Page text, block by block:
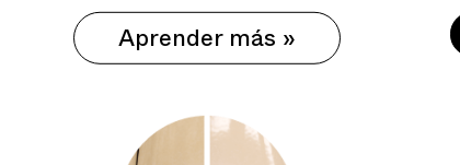
Aprender más